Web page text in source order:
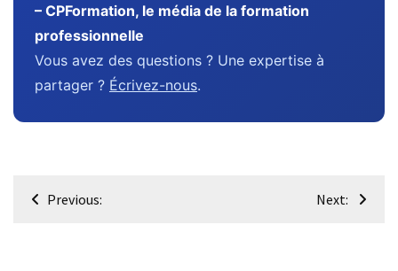
– CPFormation, le média de la formation
professionnelle
Vous avez des questions ? Une expertise à
partager ? Écrivez-nous.
Navigation
Previous: Next: